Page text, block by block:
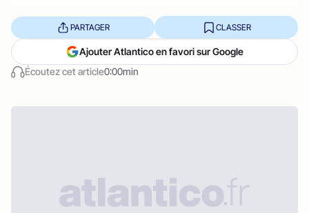
Écoutez cet article0:00min
PARTAGER CLASSER
Ajouter Atlantico en favori sur Google